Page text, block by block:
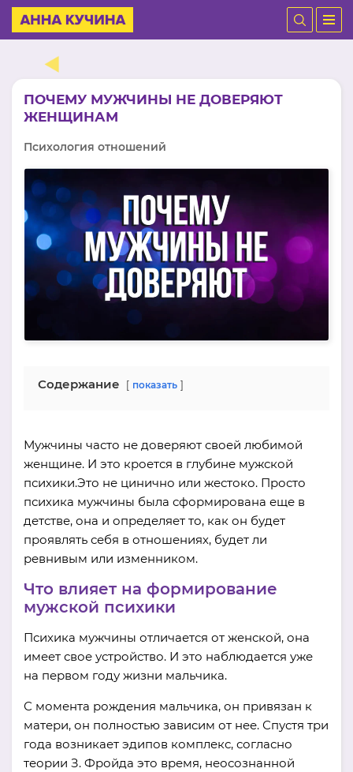
ПОЧЕМУ МУЖЧИНЫ НЕ ДОВЕРЯЮТ
ЖЕНЩИНАМ
Психология отношений
Содержание показать
Мужчины часто не доверяют своей любимой
женщине. И это кроется в глубине мужской
психики.Это не цинично или жестоко. Просто
психика мужчины была сформирована еще в
детстве, она и определяет то, как он будет
проявлять себя в отношениях, будет ли
ревнивым или изменником.
Что влияет на формирование
мужской психики
Психика мужчины отличается от женской, она
имеет свое устройство. И это наблюдается уже
на первом году жизни мальчика.
С момента рождения мальчика, он привязан к
матери, он полностью зависим от нее. Спустя три
года возникает эдипов комплекс, согласно
теории З. Фройда это время, неосознанной